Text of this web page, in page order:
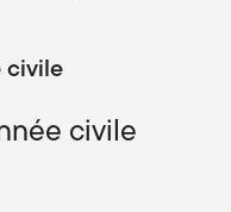
civile
civile